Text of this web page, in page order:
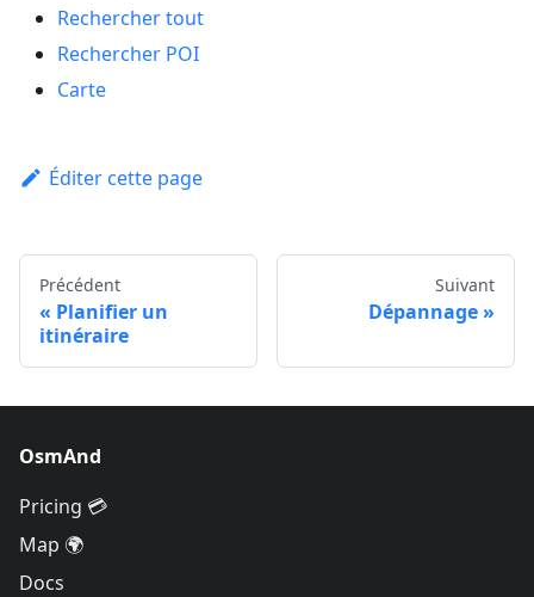
Rechercher tout
Rechercher POI
Carte
Éditer cette page
Précédent
Planifier un
itinéraire
Suivant
Dépannage
OsmAnd
Pricing 💳
Map 🌍
Docs